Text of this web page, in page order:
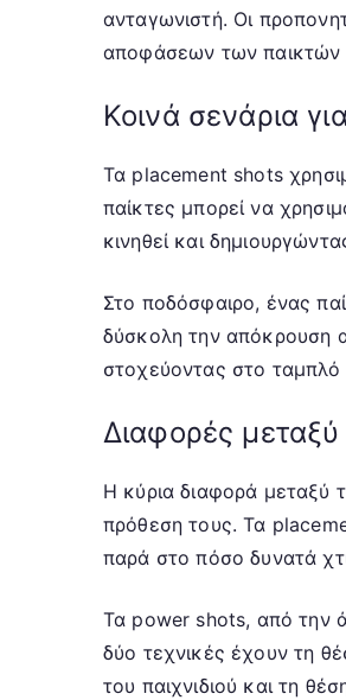
ανταγωνιστή. Οι
αποφάσεων των παικτών
Κοινά σενάρια
Τα placement shots
παίκτες μπορεί να
κινηθεί και
Στο ποδόσφαιρο, ένας
δύσκολη την απόκρουση
στοχεύοντας στο ταμπλό
Διαφορές
Η κύρια διαφορά μεταξύ
πρόθεση τους. Τα
παρά στο πόσο δυνατά
Τα power shots, από την
δύο τεχνικές έχουν τη
του παιχνιδιού και τη